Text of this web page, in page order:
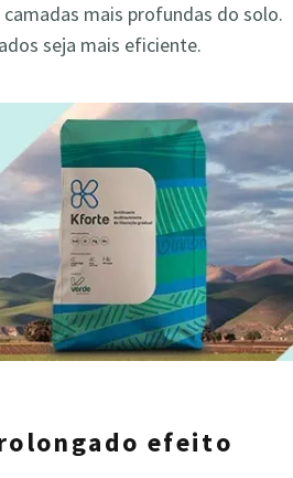
mais profundas do solo.
seja mais eficiente.
efeito